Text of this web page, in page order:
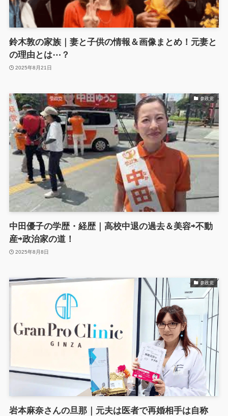
鈴木敦の家族｜妻と子供の情報＆画像まとめ！元妻と
の理由とは⋯？
2025年8月21日
参政党
中田優子の学歴・経歴｜高校中退の過去＆美容⇨不動
産⇨政治家の道！
2025年8月8日
参政党
岩本麻奈さんの旦那｜元夫は医者で再婚相手は自称